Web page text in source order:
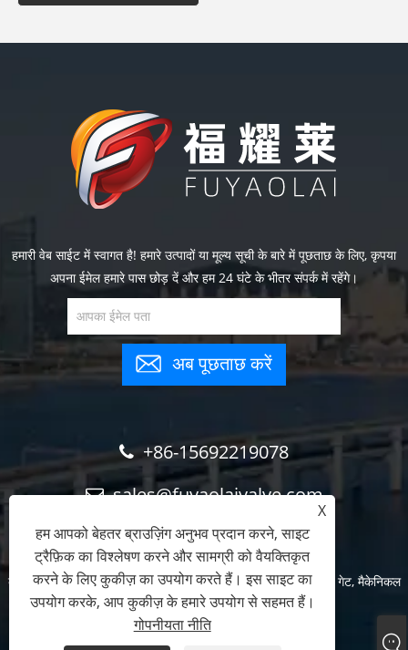
हमारी वेब साईट में स्वागत है! हमारे उत्पादों या मूल्य सूची के बारे में पूछताछ के लिए, कृपया
अपना ईमेल हमारे पास छोड़ दें और हम 24 घंटे के भीतर संपर्क में रहेंगे।
अब पूछताछ करें
+86-15692219078
sales@fuyaolaivalve.com
कॉपीराइट © 2023 टियांजिन एफवाईएल टेक्नोलॉजी कं, लिमिटेड - स्लुइस गेट, मैकेनिकल
बार स्क्रीन, गैन्ट्री क्रेन - सर्वाधिकार सुरक्षित
Sitemap RSS
X
हम आपको बेहतर ब्राउज़िंग अनुभव प्रदान करने, साइट
ट्रैफ़िक का विश्लेषण करने और सामग्री को वैयक्तिकृत
करने के लिए कुकीज़ का उपयोग करते हैं। इस साइट का
उपयोग करके, आप कुकीज़ के हमारे उपयोग से सहमत हैं।
गोपनीयता नीति